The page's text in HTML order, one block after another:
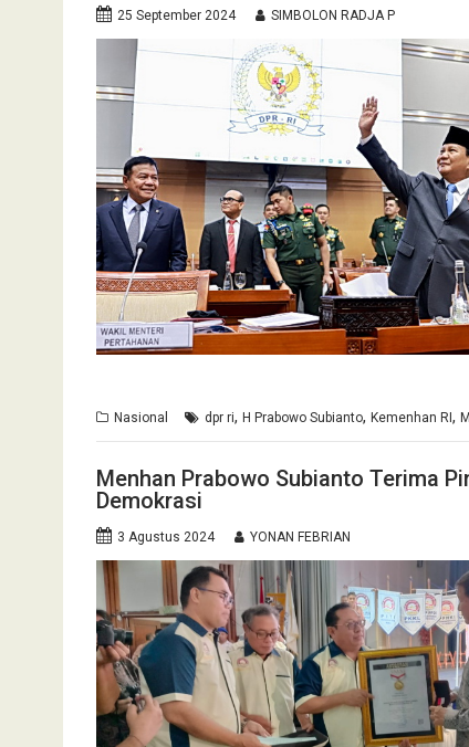
25 September 2024 SIMBOLON RADJA P
Nasional dpr ri, H Prabowo Subianto, Kemenhan RI ,
Menhan Prabowo Subianto Terima
Demokrasi
3 Agustus 2024 YONAN FEBRIAN